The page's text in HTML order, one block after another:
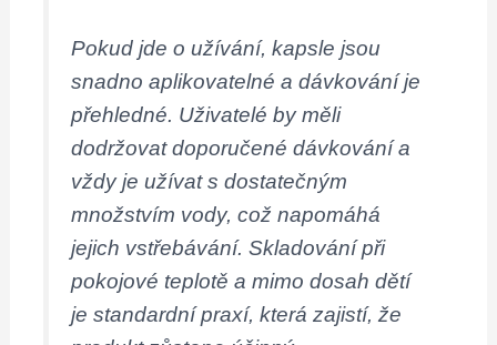
Pokud jde o užívání, kapsle jsou
snadno aplikovatelné a dávkování je
přehledné. Uživatelé by měli
dodržovat doporučené dávkování a
vždy je užívat s dostatečným
množstvím vody, což napomáhá
jejich vstřebávání. Skladování při
pokojové teplotě a mimo dosah dětí
je standardní praxí, která zajistí, že